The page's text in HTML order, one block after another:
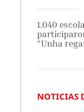
1.040
"Unha
NOTICIAS